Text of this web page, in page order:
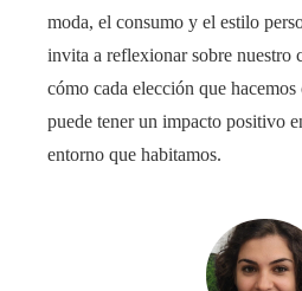
moda, el consumo y el estilo
invita a reflexionar sobre nuestro
cómo cada elección que
puede tener un impacto positivo
entorno que habitamos.